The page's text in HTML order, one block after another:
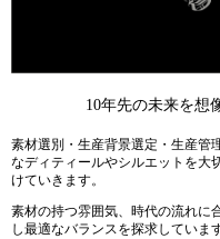
10年先の未来を想
素材選別・生産背景選定・生産管
なディティールやシルエットを大
けていきます。
素材の持つ雰囲気、時代の流れに
し最適なバランスを探求しています